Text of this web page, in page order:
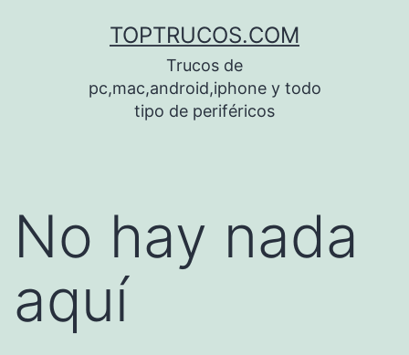
TOPTRUCOS.COM
Trucos de
pc,mac,android,iphone y todo
tipo de periféricos
No hay nada
aquí